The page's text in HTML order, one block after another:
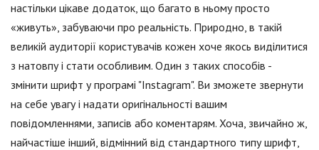
настільки цікаве додаток, що багато в ньому просто
«живуть», забуваючи про реальність. Природно, в такій
великій аудиторії користувачів кожен хоче якось виділитися
з натовпу і стати особливим. Один з таких способів -
змінити шрифт у програмі "Instagram". Ви зможете звернути
на себе увагу і надати оригінальності вашим
повідомленнями, записів або коментарям. Хоча, звичайно ж,
найчастіше інший, відмінний від стандартного типу шрифт,